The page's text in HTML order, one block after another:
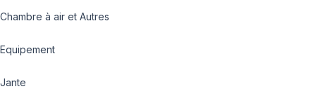
Chambre à air et Autres
Equipement
Jante